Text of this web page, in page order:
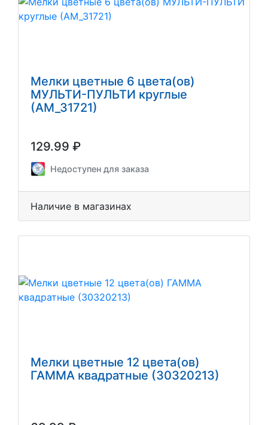
Мелки цветные 6 цвета(ов)
МУЛЬТИ-ПУЛЬТИ круглые
(АМ_31721)
129.99 ₽
Недоступен для заказа
Наличие в магазинах
Мелки цветные 12 цвета(ов)
ГАММА квадратные (30320213)